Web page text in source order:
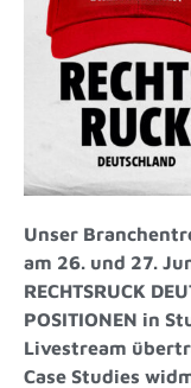
Unser
am 26. und 27.
RECHTSRUCK
POSITIONEN in
Livestream
Case Studies